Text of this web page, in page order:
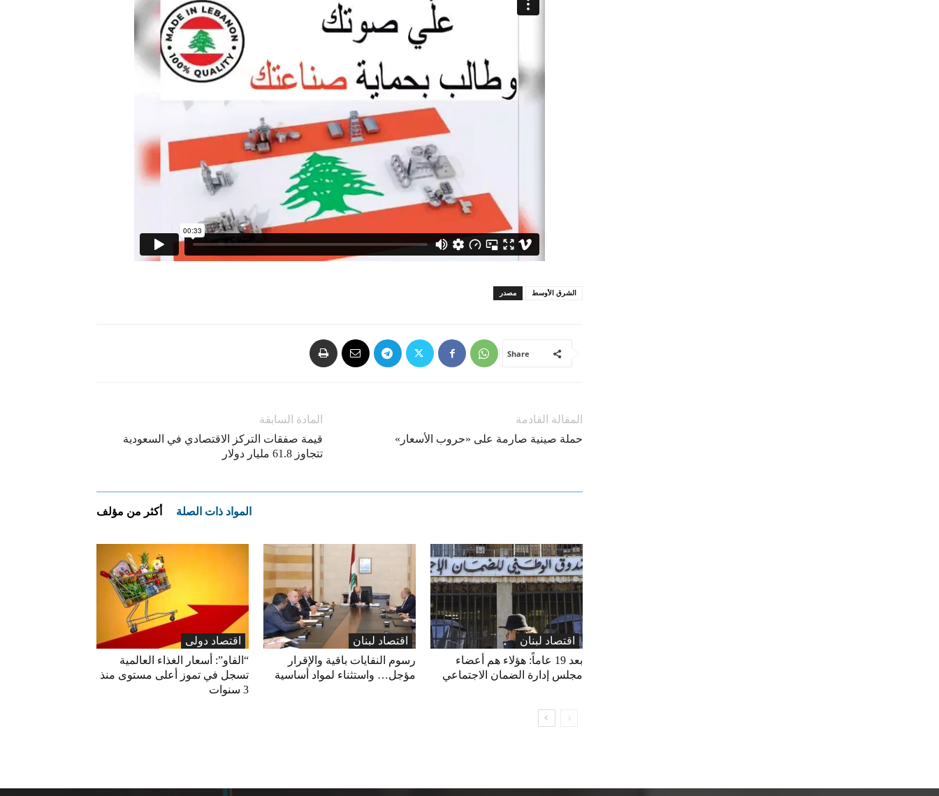
مصدر الشرق الأوسط
Share
المادة السابقة
قيمة صفقات التركز الاقتصادي في السعودية
تتجاوز 61.8 مليار دولار
المقالة القادمة
حملة صينية صارمة على «حروب الأسعار»
المواد ذات الصلة أكثر من مؤلف
اقتصاد دولی
“الفاو”: أسعار الغذاء العالمية
تسجل في تموز أعلى مستوى منذ
3 سنوات
اقتصاد لبنان
رسوم النفايات باقية والإقرار
مؤجل… واستثناء لمواد أساسية
اقتصاد لبنان
بعد 19 عاماً: هؤلاء هم أعضاء
مجلس إدارة الضمان الاجتماعي